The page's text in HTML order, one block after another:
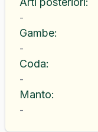
-
Gambe:
-
Coda:
-
Manto:
-